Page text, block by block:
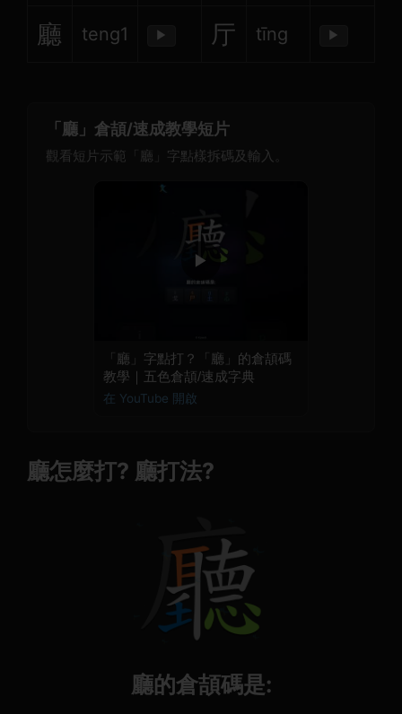
廳 teng1 ▶ 厅 tīng ▶
「廳」倉頡/速成教學短片
觀看短片示範「廳」字點樣拆碼及輸入。
▶
「廳」字點打？「廳」的倉頡碼
教學｜五色倉頡/速成字典
在 YouTube 開啟
廳怎麼打? 廳打法?
廳的倉頡碼是: